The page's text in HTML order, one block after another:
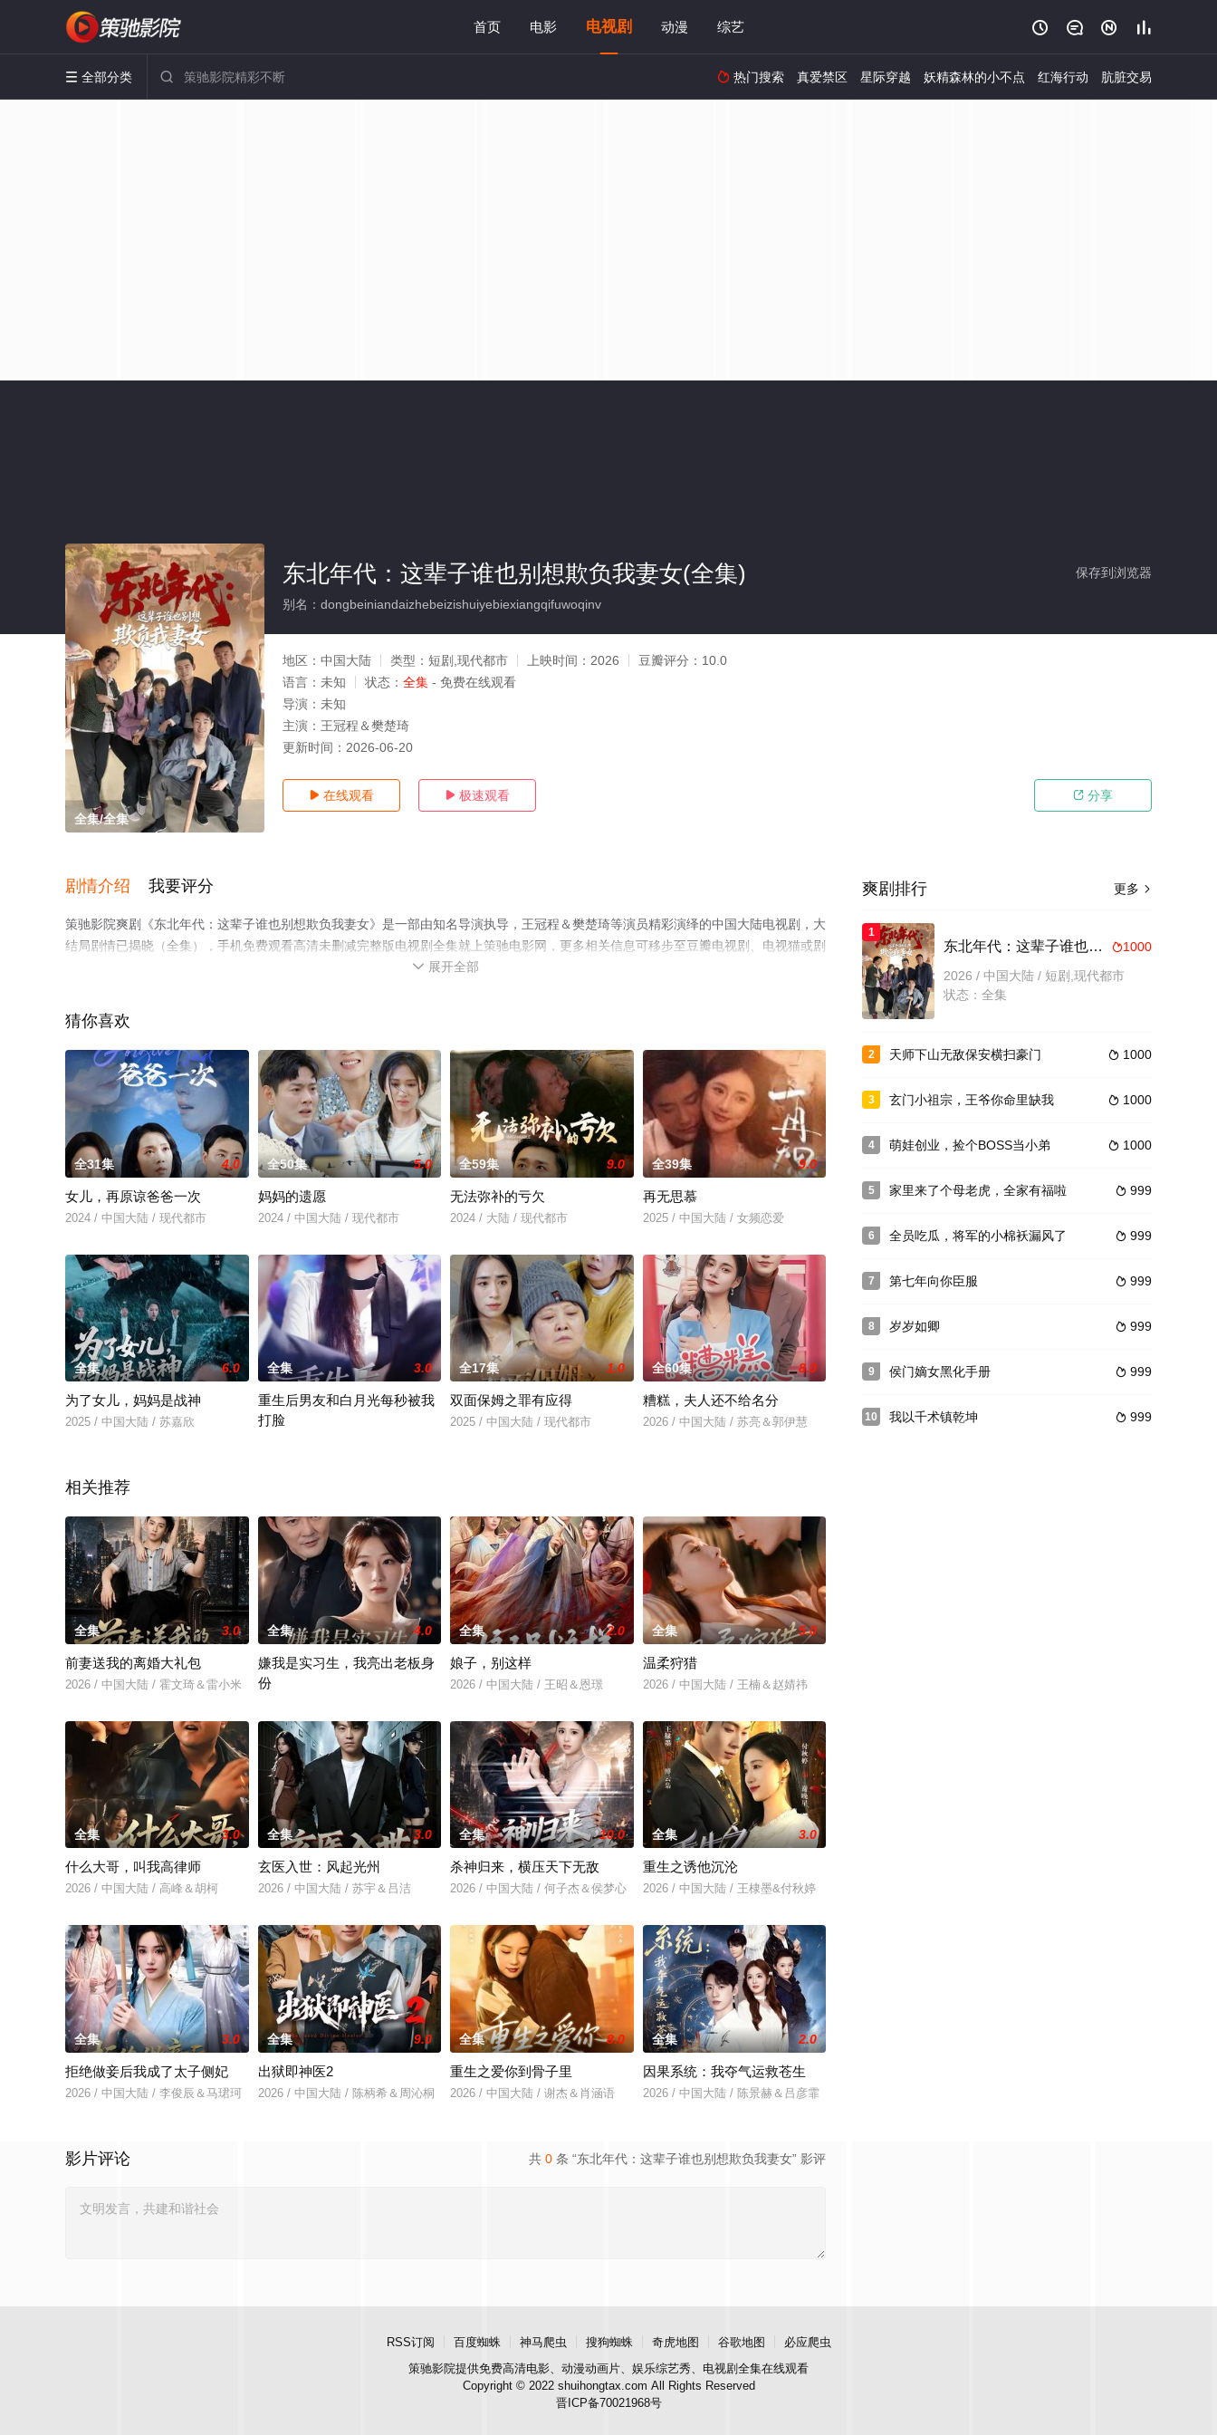
首页 电影 电视剧 动漫 综艺    
 全部分类   热门搜索 真爱禁区 星际穿越 妖精森林的小不点 红海行动 肮脏交易
全集/全集
保存到浏览器
东北年代：这辈子谁也别想欺负我妻女(全集)
别名：dongbeiniandaizhebeizishuiyebiexiangqifuwoqinv
地区： 中国大陆 类型： 短剧,现代都市 上映时间： 2026 豆瓣评分： 10.0
语言： 未知 状态： 全集 - 免费在线观看
导演： 未知
主演： 王冠程＆樊楚琦
更新时间： 2026-06-20
 在线观看  极速观看  分享
剧情介绍 我要评分
策驰影院爽剧《东北年代：这辈子谁也别想欺负我妻女》是一部由知名导演执导，王冠程＆樊楚琦等演员精彩演绎的中国大陆电视剧，大
结局剧情已揭晓（全集），手机免费观看高清未删减完整版电视剧全集就上策驰电影网，更多相关信息可移步至豆瓣电视剧、电视猫或剧
 展开全部
猜你喜欢
全31集 4.0
女儿，再原谅爸爸一次
2024 / 中国大陆 / 现代都市
全50集 5.0
妈妈的遗愿
2024 / 中国大陆 / 现代都市
全59集 9.0
无法弥补的亏欠
2024 / 大陆 / 现代都市
全39集 9.0
再无思慕
2025 / 中国大陆 / 女频恋爱
全集 6.0
为了女儿，妈妈是战神
2025 / 中国大陆 / 苏嘉欣
全集 3.0
重生后男友和白月光每秒被我
打脸
全17集 1.0
双面保姆之罪有应得
2025 / 中国大陆 / 现代都市
全60集 8.0
糟糕，夫人还不给名分
2026 / 中国大陆 / 苏亮＆郭伊慧
相关推荐
全集 3.0
前妻送我的离婚大礼包
2026 / 中国大陆 / 霍文琦＆雷小米
全集 4.0
嫌我是实习生，我亮出老板身
份
全集 2.0
娘子，别这样
2026 / 中国大陆 / 王昭＆恩璟
全集 5.0
温柔狩猎
2026 / 中国大陆 / 王楠＆赵婧祎
全集 3.0
什么大哥，叫我高律师
2026 / 中国大陆 / 高峰＆胡柯
全集 3.0
玄医入世：风起光州
2026 / 中国大陆 / 苏宇＆吕洁
全集 10.0
杀神归来，横压天下无敌
2026 / 中国大陆 / 何子杰＆侯梦心
全集 3.0
重生之诱他沉沦
2026 / 中国大陆 / 王棣墨&付秋婷
全集 3.0
拒绝做妾后我成了太子侧妃
2026 / 中国大陆 / 李俊辰＆马珺珂
全集 9.0
出狱即神医2
2026 / 中国大陆 / 陈柄希＆周沁桐
全集 8.0
重生之爱你到骨子里
2026 / 中国大陆 / 谢杰＆肖涵语
全集 2.0
因果系统：我夺气运救苍生
2026 / 中国大陆 / 陈景赫＆吕彦霏
共 0 条 “东北年代：这辈子谁也别想欺负我妻女” 影评
影片评论
更多 
爽剧排行
1
1000
东北年代：这辈子谁也别想欺负我妻女
2026 / 中国大陆 / 短剧,现代都市
状态：全集
2  1000
天师下山无敌保安横扫豪门
3  1000
玄门小祖宗，王爷你命里缺我
4  1000
萌娃创业，捡个BOSS当小弟
5  999
家里来了个母老虎，全家有福啦
6  999
全员吃瓜，将军的小棉袄漏风了
7  999
第七年向你臣服
8  999
岁岁如卿
9  999
侯门嫡女黑化手册
10  999
我以千术镇乾坤
RSS订阅 百度蜘蛛 神马爬虫 搜狗蜘蛛 奇虎地图 谷歌地图
必应爬虫
策驰影院提供免费高清电影、动漫动画片、娱乐综艺秀、电视剧全集在线观看
Copyright © 2022 shuihongtax.com All Rights Reserved
晋ICP备70021968号